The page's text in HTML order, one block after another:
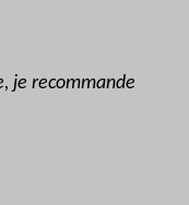
recommande